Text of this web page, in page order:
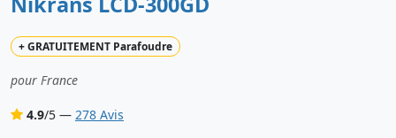
+GRATUITEMENTParafoudre
pour France
4.9/5 — 278 Avis